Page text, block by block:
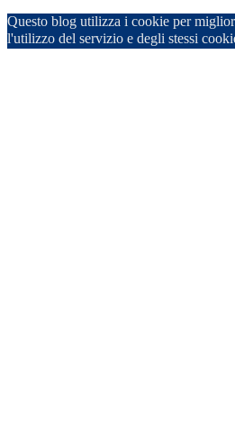
Questo blog utilizza i cookie per
l'utilizzo del servizio e degli stessi